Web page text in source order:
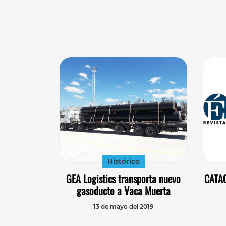
Histórico
GEA Logistics transporta nuevo
gasoducto a Vaca Muerta
13 de mayo del 2019